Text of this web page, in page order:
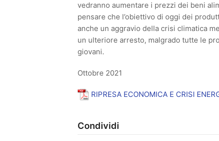
vedranno aumentare i prezzi dei beni
pensare che l’obiettivo di oggi dei
anche un aggravio della crisi climatica
un ulteriore arresto, malgrado tutte le
giovani.
Ottobre 2021
RIPRESA ECONOMICA E CRISI
Condividi